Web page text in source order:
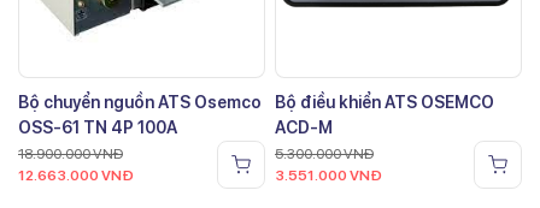
Bộ chuyển nguồn ATS Osemco
OSS-61 TN 4P 100A
18.900.000VNĐ
12.663.000 VNĐ
Bộ điều khiển ATS OSEMCO
ACD-M
5.300.000VNĐ
3.551.000 VNĐ